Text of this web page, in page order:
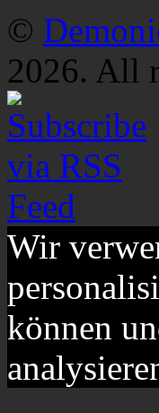
©
2026. All
Wir
können